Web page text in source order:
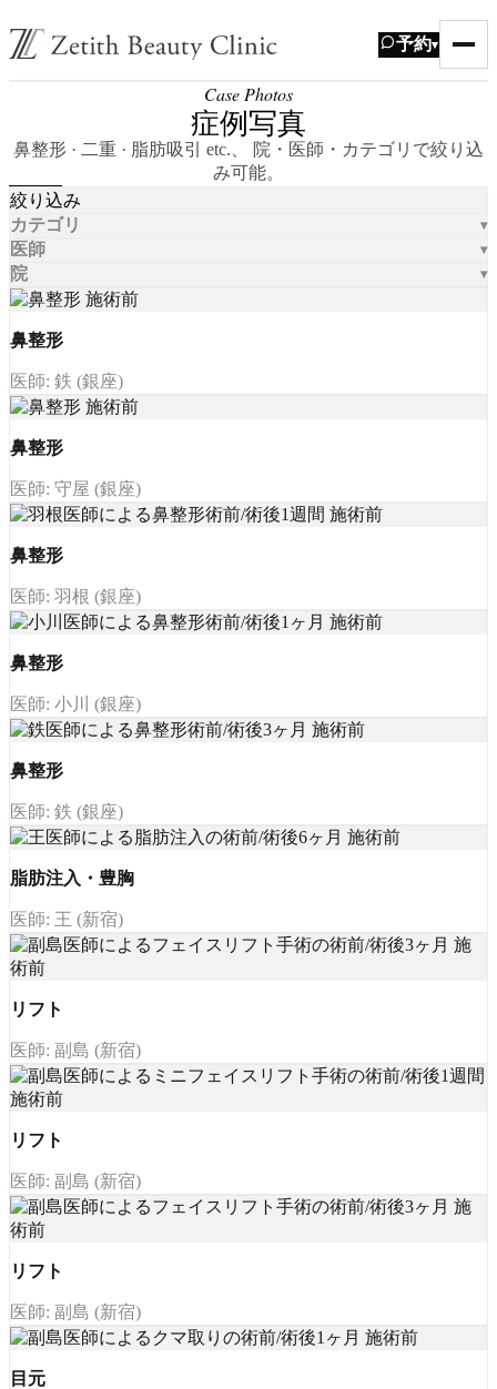
予約▾
Case Photos
症例写真
鼻整形 · 二重 · 脂肪吸引 etc.、 院・医師・カテゴリで絞り込
み可能。
絞り込み
カテゴリ
医師
院
鼻整形
医師: 鉄 (銀座)
鼻整形
医師: 守屋 (銀座)
鼻整形
医師: 羽根 (銀座)
鼻整形
医師: 小川 (銀座)
鼻整形
医師: 鉄 (銀座)
脂肪注入・豊胸
医師: 王 (新宿)
リフト
医師: 副島 (新宿)
リフト
医師: 副島 (新宿)
リフト
医師: 副島 (新宿)
目元